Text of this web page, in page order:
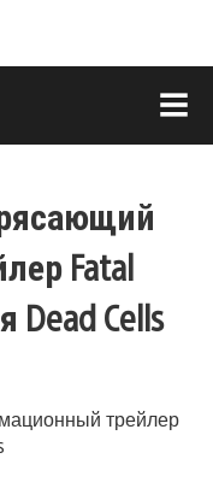
Fatal
Dead Cells